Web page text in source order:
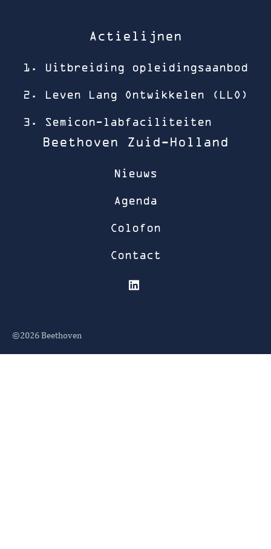
Actielijnen
1. Uitbreiding opleidingsaanbod
2. Leven Lang Ontwikkelen (LLO)
3. Semicon-labfaciliteiten
Beethoven Zuid-Holland
Nieuws
Agenda
Colofon
Contact
©2026 Beethoven